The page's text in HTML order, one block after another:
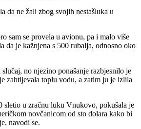
da ne žali zbog svojih nestašluka u
sam se provela u avionu, pa i malo više
da je kažnjena s 500 rubalja, odnosno oko
no njezino ponašanje razbjesnilo je
zahtijevala toplu vodu, a zatim ju je izlila
sletio u zračnu luku Vnukovo, pokušala je
novčanicom od sto dolara kako bi
navodi se.